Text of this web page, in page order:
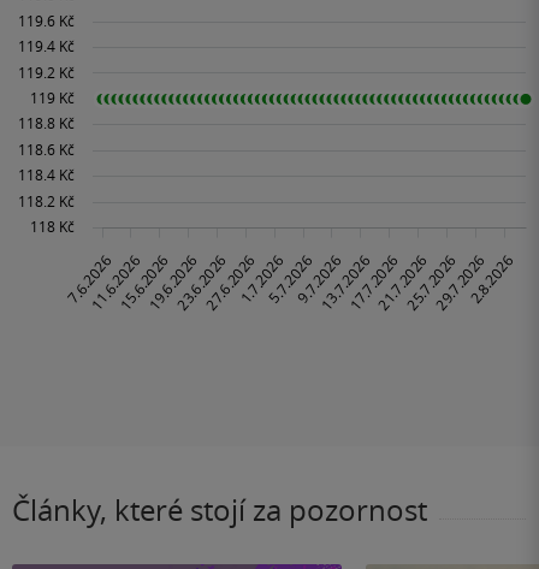
Články, které stojí za pozornost